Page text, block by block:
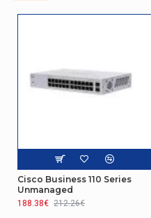
Caractéristiques
Température
hors
fonctionnement
-25 - 70 °C
Gestion d'énergie
Cisco Business 110 Series
Unmanaged
188.38€ 212.26€